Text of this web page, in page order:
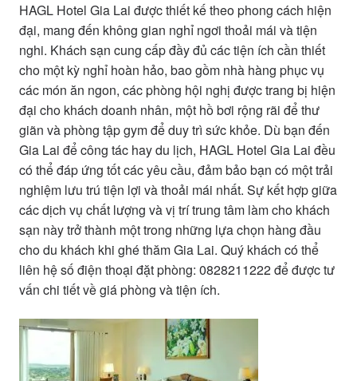
HAGL Hotel Gia Lai được thiết kế theo phong cách hiện
đại, mang đến không gian nghỉ ngơi thoải mái và tiện
nghi. Khách sạn cung cấp đầy đủ các tiện ích cần thiết
cho một kỳ nghỉ hoàn hảo, bao gồm nhà hàng phục vụ
các món ăn ngon, các phòng hội nghị được trang bị hiện
đại cho khách doanh nhân, một hồ bơi rộng rãi để thư
giãn và phòng tập gym để duy trì sức khỏe. Dù bạn đến
Gia Lai để công tác hay du lịch, HAGL Hotel Gia Lai đều
có thể đáp ứng tốt các yêu cầu, đảm bảo bạn có một trải
nghiệm lưu trú tiện lợi và thoải mái nhất. Sự kết hợp giữa
các dịch vụ chất lượng và vị trí trung tâm làm cho khách
sạn này trở thành một trong những lựa chọn hàng đầu
cho du khách khi ghé thăm Gia Lai. Quý khách có thể
liên hệ số điện thoại đặt phòng: 0828211222 để được tư
vấn chi tiết về giá phòng và tiện ích.